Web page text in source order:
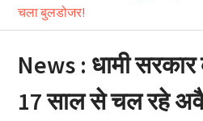
चला बुलडोजर!
News : धामी
17 साल से चल रहे